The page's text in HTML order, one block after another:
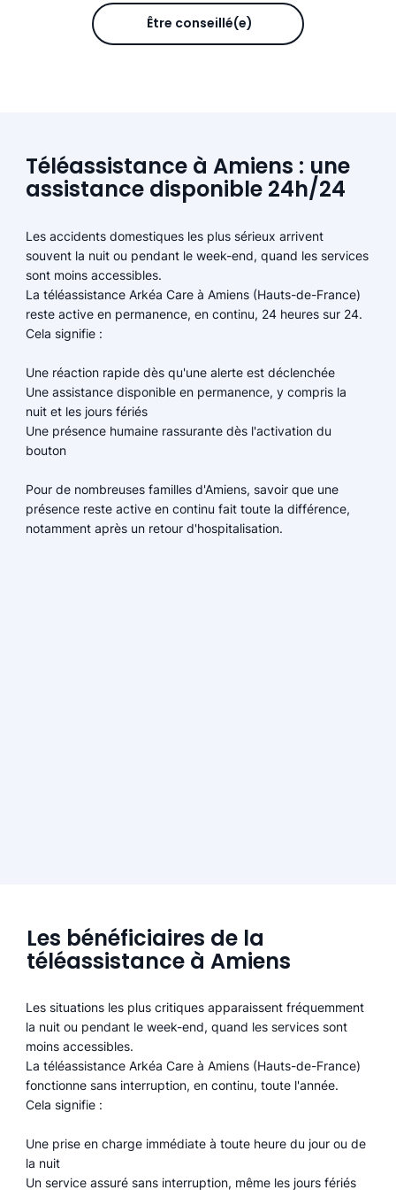
Être conseillé(e)
Téléassistance à Amiens : une
assistance disponible 24h/24
Les accidents domestiques les plus sérieux arrivent
souvent la nuit ou pendant le week-end, quand les services
sont moins accessibles.
La téléassistance Arkéa Care à Amiens (Hauts-de-France)
reste active en permanence, en continu, 24 heures sur 24.
Cela signifie :
Une réaction rapide dès qu'une alerte est déclenchée
Une assistance disponible en permanence, y compris la
nuit et les jours fériés
Une présence humaine rassurante dès l'activation du
bouton
Pour de nombreuses familles d'Amiens, savoir que une
présence reste active en continu fait toute la différence,
notamment après un retour d'hospitalisation.
Les bénéficiaires de la
téléassistance à Amiens
Les situations les plus critiques apparaissent fréquemment
la nuit ou pendant le week-end, quand les services sont
moins accessibles.
La téléassistance Arkéa Care à Amiens (Hauts-de-France)
fonctionne sans interruption, en continu, toute l'année.
Cela signifie :
Une prise en charge immédiate à toute heure du jour ou de
la nuit
Un service assuré sans interruption, même les jours fériés